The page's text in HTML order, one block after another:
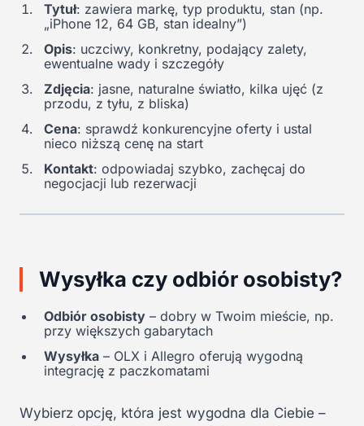
Tytuł: zawiera markę, typ produktu, stan (np.
„iPhone 12, 64 GB, stan idealny”)
Opis: uczciwy, konkretny, podający zalety,
ewentualne wady i szczegóły
Zdjęcia: jasne, naturalne światło, kilka ujęć (z
przodu, z tyłu, z bliska)
Cena: sprawdź konkurencyjne oferty i ustal
nieco niższą cenę na start
Kontakt: odpowiadaj szybko, zachęcaj do
negocjacji lub rezerwacji
Wysyłka czy odbiór osobisty?
Odbiór osobisty – dobry w Twoim mieście, np.
przy większych gabarytach
Wysyłka – OLX i Allegro oferują wygodną
integrację z paczkomatami
Wybierz opcję, która jest wygodna dla Ciebie –